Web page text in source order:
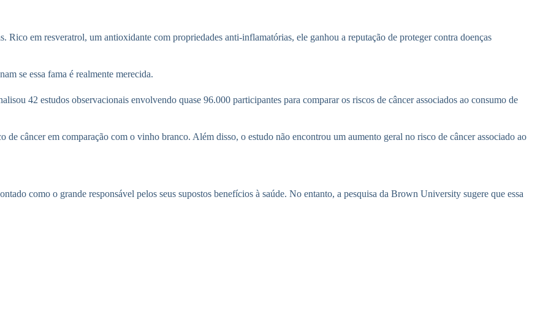
Rico em resveratrol, um antioxidante com propriedades anti-inflamatórias, ele ganhou a reputação de proteger contra doenças
se essa fama é realmente merecida.
42 estudos observacionais envolvendo quase 96.000 participantes para comparar os riscos de câncer associados ao consumo de
câncer em comparação com o vinho branco. Além disso, o estudo não encontrou um aumento geral no risco de câncer associado ao
como o grande responsável pelos seus supostos benefícios à saúde. No entanto, a pesquisa da Brown University sugere que essa